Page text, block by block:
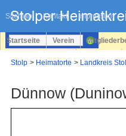
Sitemap Kontakt Impressum
überspringen
Startseite Verein
Stolp Heimatorte Landkreis
Dünnow